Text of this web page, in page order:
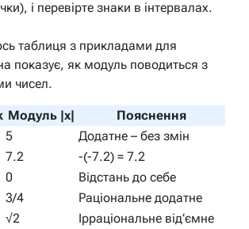
і перевірте знаки в інтервалах.
таблиця з прикладами для
показує, як модуль поводиться з
чисел.
Модуль |x|
Пояснення
5
Додатне – без змін
7.2
-(-7.2) = 7.2
0
Відстань до себе
3/4
Раціональне додатне
√2 Ірраціональне від’ємне